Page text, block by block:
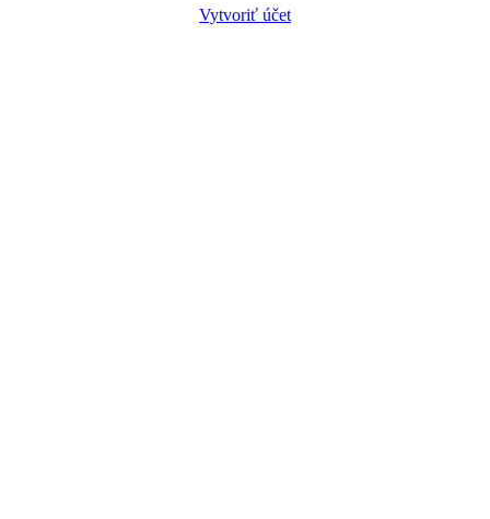
Vytvoriť účet